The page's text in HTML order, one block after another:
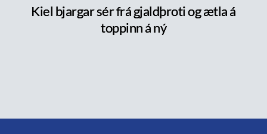
Kiel bjargar sér frá gjaldþroti og ætla á
toppinn á ný